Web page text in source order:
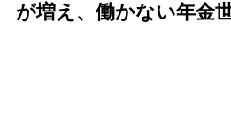
が増え、働かない年金